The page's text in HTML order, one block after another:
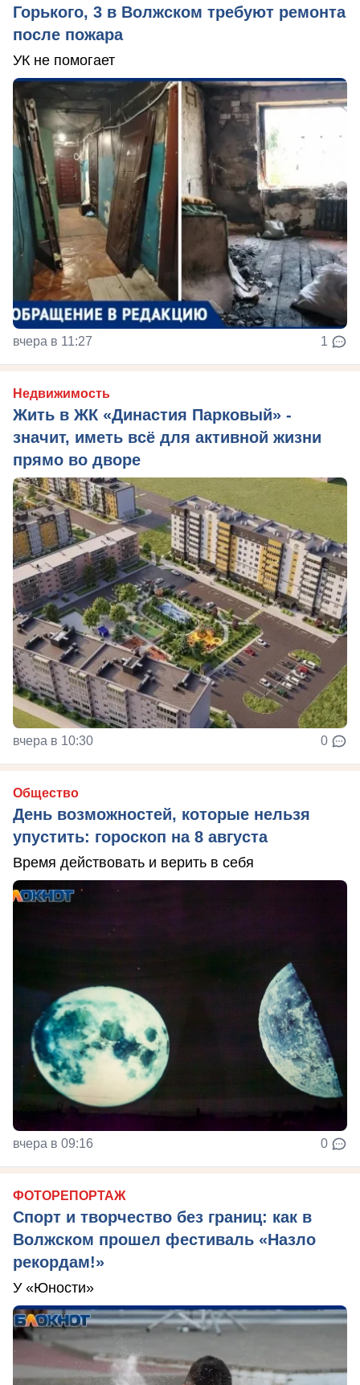
Горького, 3 в Волжском требуют ремонта
после пожара
УК не помогает
вчера в 11:27 1
Недвижимость
Жить в ЖК «Династия Парковый» -
значит, иметь всё для активной жизни
прямо во дворе
вчера в 10:30 0
Общество
День возможностей, которые нельзя
упустить: гороскоп на 8 августа
Время действовать и верить в себя
вчера в 09:16 0
ФОТОРЕПОРТАЖ
Спорт и творчество без границ: как в
Волжском прошел фестиваль «Назло
рекордам!»
У «Юности»